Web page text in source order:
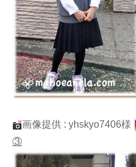
画像提供 : yhskyo7406様
③